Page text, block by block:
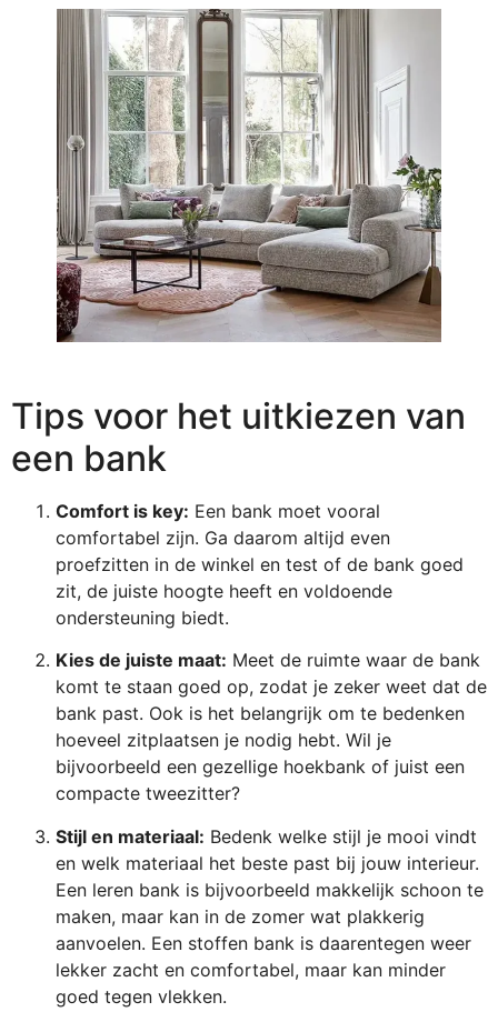
Tips voor het uitkiezen van
een bank
Comfort is key: Een bank moet vooral
comfortabel zijn. Ga daarom altijd even
proefzitten in de winkel en test of de bank goed
zit, de juiste hoogte heeft en voldoende
ondersteuning biedt.
Kies de juiste maat: Meet de ruimte waar de bank
komt te staan goed op, zodat je zeker weet dat de
bank past. Ook is het belangrijk om te bedenken
hoeveel zitplaatsen je nodig hebt. Wil je
bijvoorbeeld een gezellige hoekbank of juist een
compacte tweezitter?
Stijl en materiaal: Bedenk welke stijl je mooi vindt
en welk materiaal het beste past bij jouw interieur.
Een leren bank is bijvoorbeeld makkelijk schoon te
maken, maar kan in de zomer wat plakkerig
aanvoelen. Een stoffen bank is daarentegen weer
lekker zacht en comfortabel, maar kan minder
goed tegen vlekken.